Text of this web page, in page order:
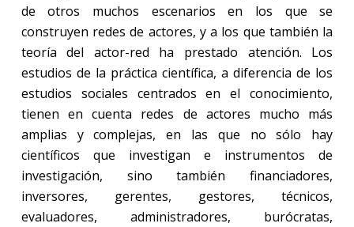
de otros muchos escenarios en los que se
construyen redes de actores, y a los que también la
teoría del actor-red ha prestado atención. Los
estudios de la práctica científica, a diferencia de los
estudios sociales centrados en el conocimiento,
tienen en cuenta redes de actores mucho más
amplias y complejas, en las que no sólo hay
científicos que investigan e instrumentos de
investigación, sino también financiadores,
inversores, gerentes, gestores, técnicos,
evaluadores, administradores, burócratas,